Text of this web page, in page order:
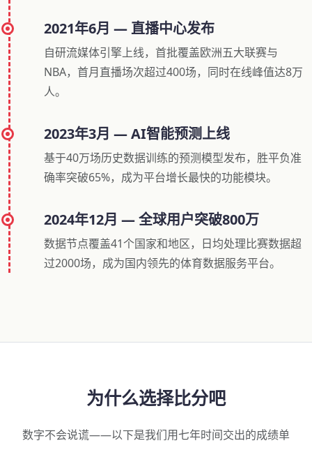
2021年6月 — 直播中心发布
自研流媒体引擎上线，首批覆盖欧洲五大联赛与
NBA，首月直播场次超过400场，同时在线峰值达8万
人。
2023年3月 — AI智能预测上线
基于40万场历史数据训练的预测模型发布，胜平负准
确率突破65%，成为平台增长最快的功能模块。
2024年12月 — 全球用户突破800万
数据节点覆盖41个国家和地区，日均处理比赛数据超
过2000场，成为国内领先的体育数据服务平台。
为什么选择比分吧
数字不会说谎——以下是我们用七年时间交出的成绩单